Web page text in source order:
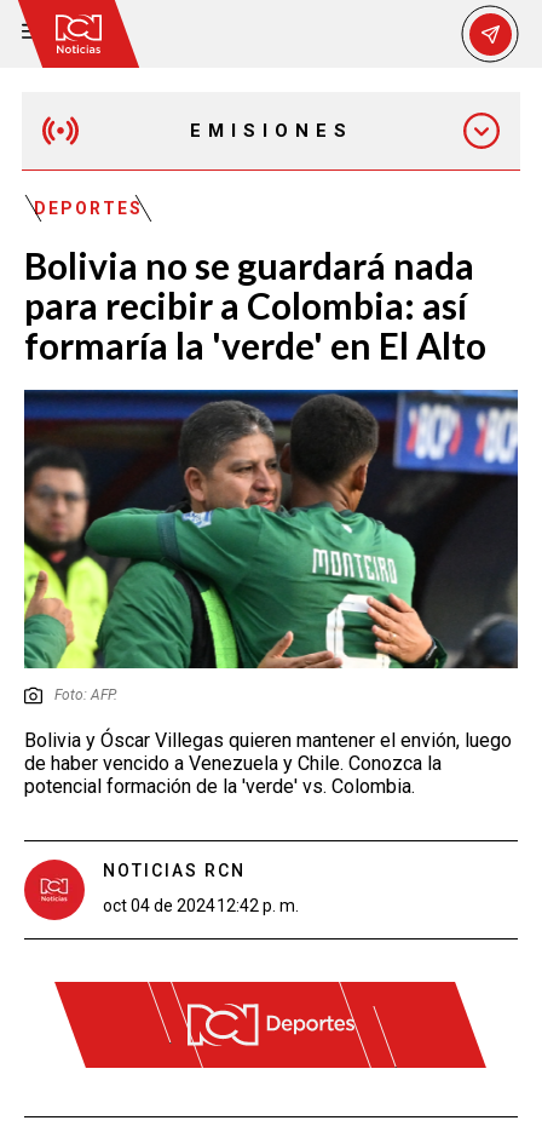
EMISIONES
EMISIÓN 12:30 PM
EMISIÓN 7:00 PM
EMISIÓN 11:30 PM
DEPORTES
Bolivia no se guardará nada
para recibir a Colombia: así
formaría la 'verde' en El Alto
Foto: AFP.
Bolivia y Óscar Villegas quieren mantener el envión, luego
de haber vencido a Venezuela y Chile. Conozca la
potencial formación de la 'verde' vs. Colombia.
NOTICIAS RCN
oct 04 de 202412:42 p. m.